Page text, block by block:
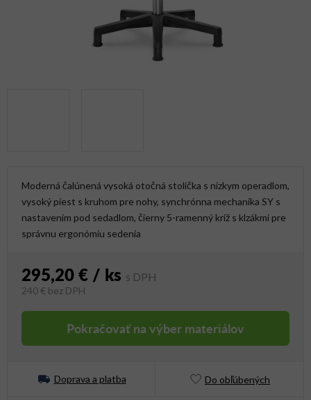
Moderná čalúnená vysoká otočná stolička s nízkym operadlom,
vysoký piest s kruhom pre nohy, synchrónna mechanika SY s
nastavením pod sedadlom, čierny 5-ramenný kríž s klzákmi pre
správnu ergonómiu sedenia
295,20 € / ks
240 € bez DPH
Pokračovať na výber materiálov
Doprava a platba Do obľúbených